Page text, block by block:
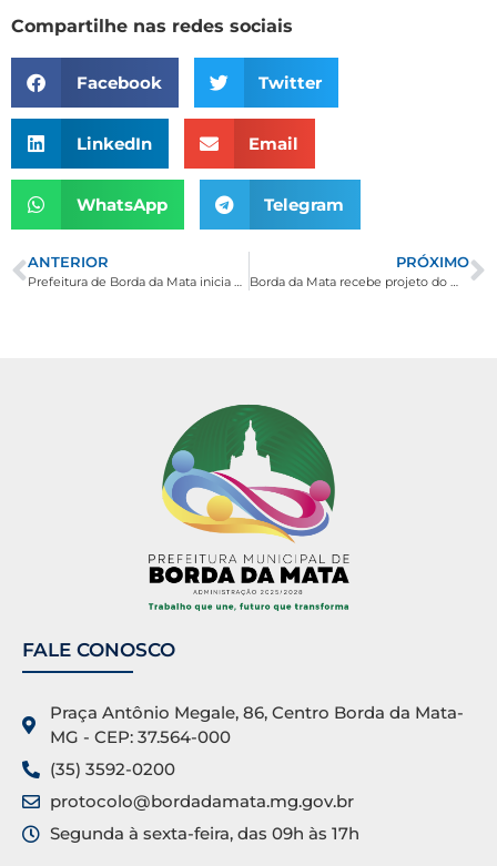
Compartilhe nas redes sociais
Facebook Twitter
LinkedIn Email
WhatsApp Telegram
ANTERIOR
Prefeitura de Borda da Mata inicia ginástica laboral com funcionários
PRÓXIMO
Borda da Mata recebe projeto do Ministério da Cultura entre os dias 17 a 20 de março
FALE CONOSCO
Praça Antônio Megale, 86, Centro Borda da Mata-
MG - CEP: 37.564-000
(35) 3592-0200
protocolo@bordadamata.mg.gov.br
Segunda à sexta-feira, das 09h às 17h